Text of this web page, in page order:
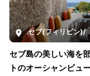
セブ(フィリピン)/
セブ島の美しい海を
トのオーシャンビュ